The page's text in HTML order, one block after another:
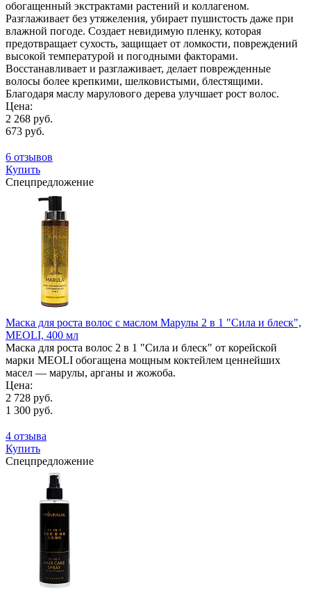
обогащенный экстрактами растений и коллагеном.
Разглаживает без утяжеления, убирает пушистость даже при
влажной погоде. Создает невидимую пленку, которая
предотвращает сухость, защищает от ломкости, повреждений
высокой температурой и погодными факторами.
Восстанавливает и разглаживает, делает поврежденные
волосы более крепкими, шелковистыми, блестящими.
Благодаря маслу марулового дерева улучшает рост волос.
Цена:
2 268 руб.
673 руб.
6 отзывов
Купить
Спецпредложение
Маска для роста волос с маслом Марулы 2 в 1 "Сила и блеск",
MEOLI, 400 мл
Маска для роста волос 2 в 1 "Сила и блеск" от корейской
марки MEOLI обогащена мощным коктейлем ценнейших
масел — марулы, арганы и жожоба.
Цена:
2 728 руб.
1 300 руб.
4 отзыва
Купить
Спецпредложение